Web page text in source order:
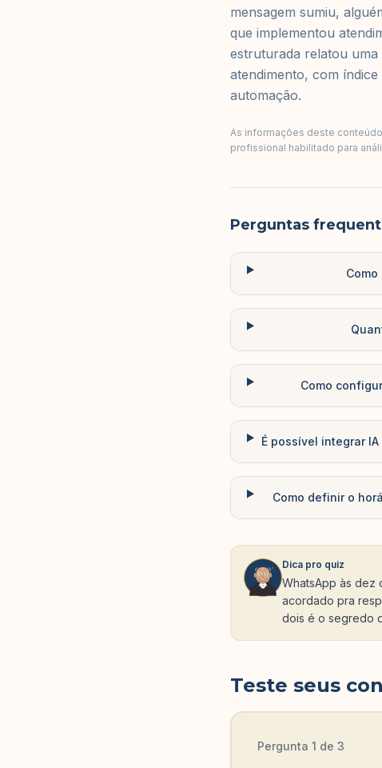
mensagem sumiu,
que implementou
estruturada relatou
atendimento, com
automação.
As informações deste
profissional habilitado para
Perguntas
Como
É possível integrar
Como definir o
Dica pro quiz
WhatsApp às dez
acordado pra
dois é o segredo
Teste seus
Pergunta 1 de 3